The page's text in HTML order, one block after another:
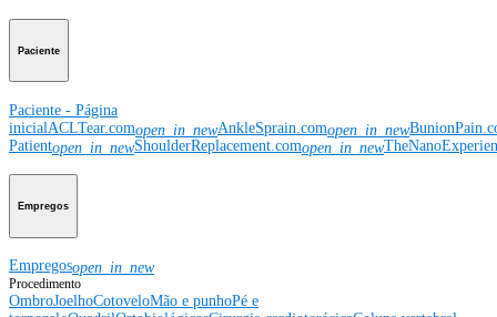
Paciente
Paciente - Página
inicial ACLTear.comopen_in_newAnkleSprain.comopen_in_new
Patientopen_in_newShoulderReplacement.comopen_in_new
Empregos
Empregosopen_in_new
Procedimento
OmbroJoelhoCotoveloMão e punhoPé e